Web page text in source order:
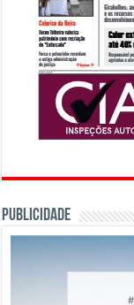
PUBLICIDADE